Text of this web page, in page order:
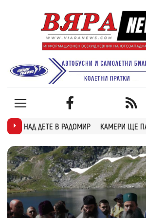
КАМЕРИ ЩЕ ПАЗЯТ РИЛА: ЩЕ СЛЕДЯТ